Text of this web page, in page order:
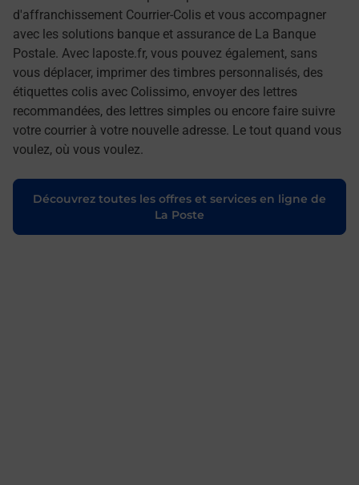
d'affranchissement Courrier-Colis et vous accompagner
avec les solutions banque et assurance de La Banque
Postale. Avec laposte.fr, vous pouvez également, sans
vous déplacer, imprimer des timbres personnalisés, des
étiquettes colis avec Colissimo, envoyer des lettres
recommandées, des lettres simples ou encore faire suivre
votre courrier à votre nouvelle adresse. Le tout quand vous
voulez, où vous voulez.
Découvrez toutes les offres et services en ligne de
La Poste